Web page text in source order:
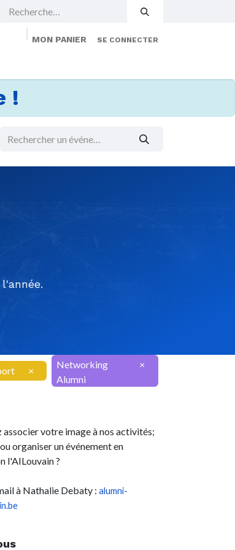
MON PANIER SE CONNECTER
!
×
Networking
Alumni
×
associer votre image à nos activités;
organiser un événement en
l'AILouvain ?
à Nathalie Debaty : alumni-